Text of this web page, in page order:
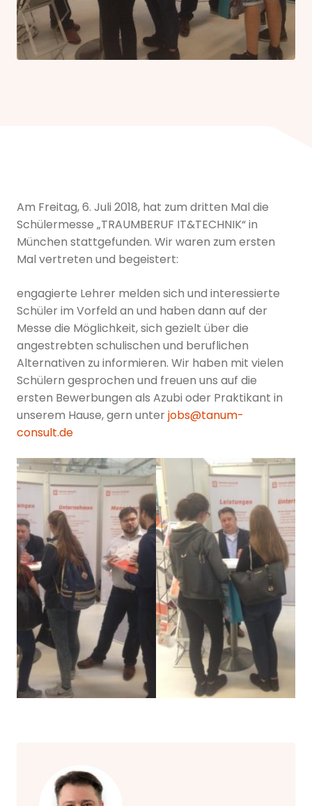
Am Freitag, 6. Juli 2018, hat zum dritten Mal die
Schülermesse „TRAUMBERUF IT&TECHNIK“ in
München stattgefunden. Wir waren zum ersten
Mal vertreten und begeistert:
engagierte Lehrer melden sich und interessierte
Schüler im Vorfeld an und haben dann auf der
Messe die Möglichkeit, sich gezielt über die
angestrebten schulischen und beruflichen
Alternativen zu informieren. Wir haben mit vielen
Schülern gesprochen und freuen uns auf die
ersten Bewerbungen als Azubi oder Praktikant in
unserem Hause, gern unterjobs@tanum-
consult.de